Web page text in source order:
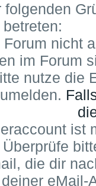
Forum nicht
im Forum
nutze die
ist
die dir
eMail-